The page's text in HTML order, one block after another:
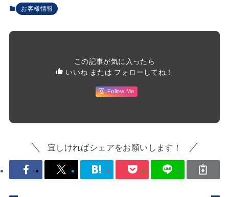
お客様情報
この記事が気に入ったら
いいね または フォローしてね！
Follow Me
宜しければシェアをお願いします！